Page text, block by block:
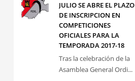
JULIO SE ABRE EL PLAZO
DE INSCRIPCION EN
COMPETICIONES
OFICIALES PARA LA
TEMPORADA 2017-18
Tras la celebración de la
Asamblea General Ordi...